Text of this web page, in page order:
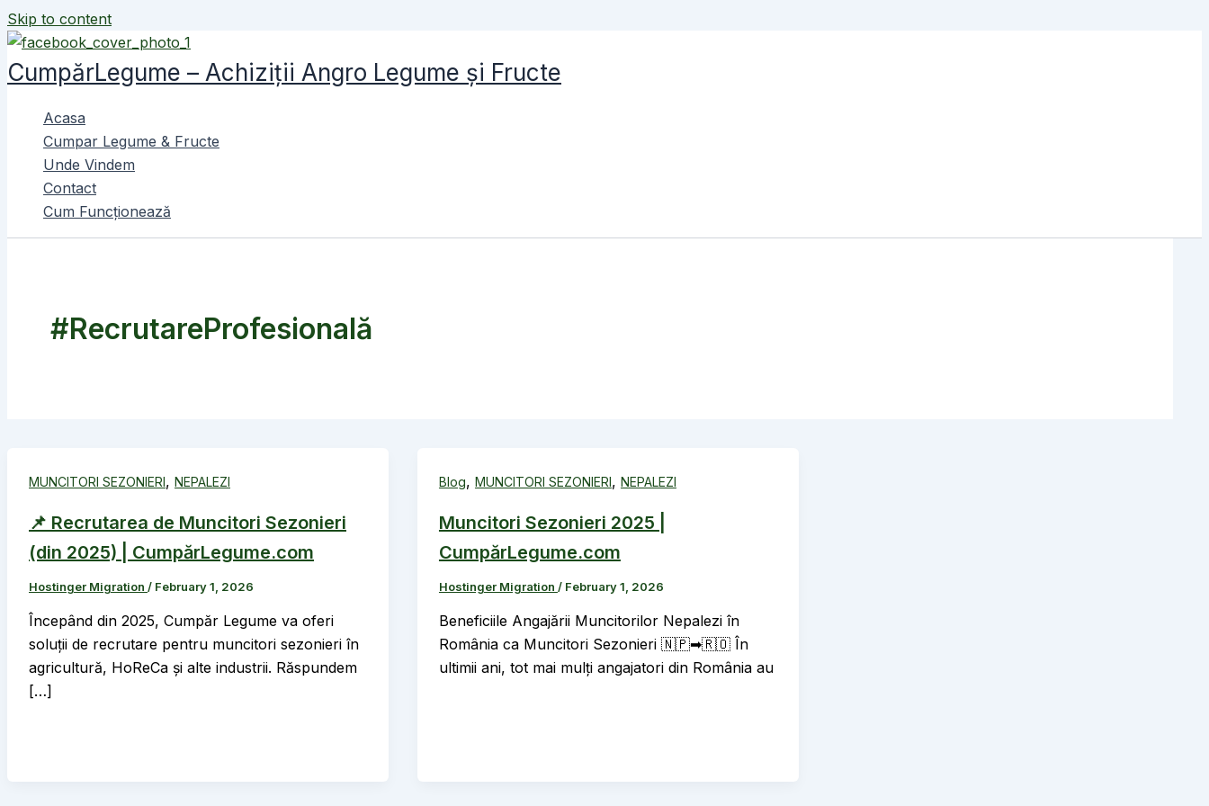
Skip to content
CumpărLegume – Achiziții Angro Legume și Fructe
Acasa
Cumpar Legume & Fructe
Unde Vindem
Contact
Cum Funcționează
#RecrutareProfesională
MUNCITORI SEZONIERI, NEPALEZI
📌 Recrutarea de Muncitori Sezonieri
(din 2025) | CumpărLegume.com
Hostinger Migration / February 1, 2026
Începând din 2025, Cumpăr Legume va oferi
soluții de recrutare pentru muncitori sezonieri în
agricultură, HoReCa și alte industrii. Răspundem
[…]
Blog, MUNCITORI SEZONIERI, NEPALEZI
Muncitori Sezonieri 2025 |
CumpărLegume.com
Hostinger Migration / February 1, 2026
Beneficiile Angajării Muncitorilor Nepalezi în
România ca Muncitori Sezonieri 🇳🇵➡🇷🇴 În
ultimii ani, tot mai mulți angajatori din România au